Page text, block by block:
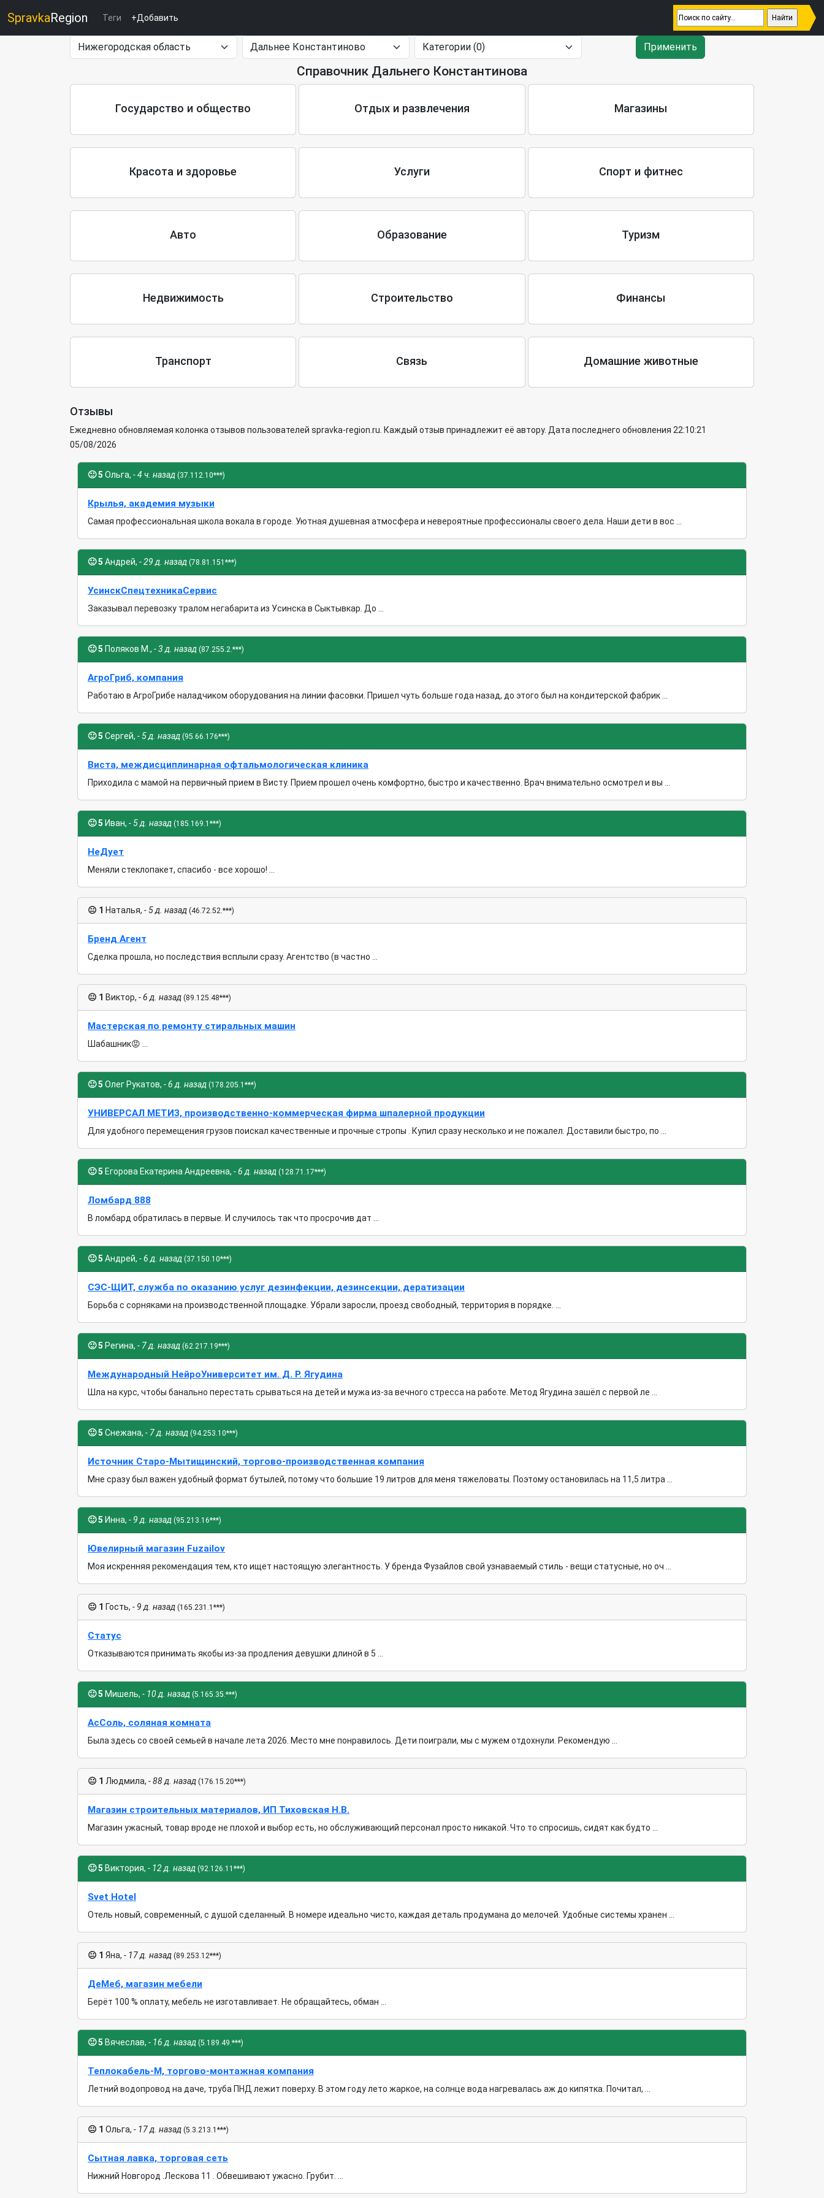
SpravkaRegion Теги +Добавить
Применить
Справочник Дальнего Константинова
Государство и общество Отдых и развлечения Магазины
Красота и здоровье Услуги Спорт и фитнес
Авто Образование Туризм
Недвижимость Строительство Финансы
Транспорт Связь Домашние животные
Отзывы
Ежедневно обновляемая колонка отзывов пользователей spravka-region.ru. Каждый отзыв принадлежит её автору. Дата последнего обновления 22:10:21
05/08/2026
🙂5 Ольга, - 4 ч. назад (37.112.10***)
Крылья, академия музыки
Самая профессиональная школа вокала в городе. Уютная душевная атмосфера и невероятные профессионалы своего дела. Наши дети в вос ...
🙂5 Андрей, - 29 д. назад (78.81.151***)
УсинскСпецтехникаСервис
Заказывал перевозку тралом негабарита из Усинска в Сыктывкар. До ...
🙂5 Поляков М., - 3 д. назад (87.255.2.***)
АгроГриб, компания
Работаю в АгроГрибе наладчиком оборудования на линии фасовки. Пришел чуть больше года назад, до этого был на кондитерской фабрик ...
🙂5 Сергей, - 5 д. назад (95.66.176***)
Виста, междисциплинарная офтальмологическая клиника
Приходила с мамой на первичный прием в Висту. Прием прошел очень комфортно, быстро и качественно. Врач внимательно осмотрел и вы ...
🙂5 Иван, - 5 д. назад (185.169.1***)
НеДует
Меняли стеклопакет, спасибо - все хорошо! ...
😐 1 Наталья, - 5 д. назад (46.72.52.***)
Бренд Агент
Сделка прошла, но последствия всплыли сразу. Агентство (в частно ...
😐 1 Виктор, - 6 д. назад (89.125.48***)
Мастерская по ремонту стиральных машин
Шабашник😡 ...
🙂5 Олег Рукатов, - 6 д. назад (178.205.1***)
УНИВЕРСАЛ МЕТИЗ, производственно-коммерческая фирма шпалерной продукции
Для удобного перемещения грузов поискал качественные и прочные стропы . Купил сразу несколько и не пожалел. Доставили быстро, по ...
🙂5 Егорова Екатерина Андреевна, - 6 д. назад (128.71.17***)
Ломбард 888
В ломбард обратилась в первые. И случилось так что просрочив дат ...
🙂5 Андрей, - 6 д. назад (37.150.10***)
СЭС-ЩИТ, служба по оказанию услуг дезинфекции, дезинсекции, дератизации
Борьба с сорняками на производственной площадке. Убрали заросли, проезд свободный, территория в порядке. ...
🙂5 Регина, - 7 д. назад (62.217.19***)
Международный НейроУниверситет им. Д. Р. Ягудина
Шла на курс, чтобы банально перестать срываться на детей и мужа из-за вечного стресса на работе. Метод Ягудина зашёл с первой ле ...
🙂5 Снежана, - 7 д. назад (94.253.10***)
Источник Старо-Мытищинский, торгово-производственная компания
Мне сразу был важен удобный формат бутылей, потому что большие 19 литров для меня тяжеловаты. Поэтому остановилась на 11,5 литра ...
🙂5 Инна, - 9 д. назад (95.213.16***)
Ювелирный магазин Fuzailov
Моя искренняя рекомендация тем, кто ищет настоящую элегантность. У бренда Фузайлов свой узнаваемый стиль - вещи статусные, но оч ...
😐 1 Гость, - 9 д. назад (165.231.1***)
Статус
Отказываются принимать якобы из-за продления девушки длиной в 5 ...
🙂5 Мишель, - 10 д. назад (5.165.35.***)
АсСоль, соляная комната
Была здесь со своей семьей в начале лета 2026. Место мне понравилось. Дети поиграли, мы с мужем отдохнули. Рекомендую ...
😐 1 Людмила, - 88 д. назад (176.15.20***)
Магазин строительных материалов, ИП Тиховская Н.В.
Магазин ужасный, товар вроде не плохой и выбор есть, но обслуживающий персонал просто никакой. Что то спросишь, сидят как будто ...
🙂5 Виктория, - 12 д. назад (92.126.11***)
Svet Hotel
Отель новый, современный, с душой сделанный. В номере идеально чисто, каждая деталь продумана до мелочей. Удобные системы хранен ...
😐 1 Яна, - 17 д. назад (89.253.12***)
ДеМеб, магазин мебели
Берёт 100 % оплату, мебель не изготавливает. Не обращайтесь, обман ...
🙂5 Вячеслав, - 16 д. назад (5.189.49.***)
Теплокабель-М, торгово-монтажная компания
Летний водопровод на даче, труба ПНД лежит поверху. В этом году лето жаркое, на солнце вода нагревалась аж до кипятка. Почитал, ...
😐 1 Ольга, - 17 д. назад (5.3.213.1***)
Сытная лавка, торговая сеть
Нижний Новгород .Лескова 11 . Обвешивают ужасно. Грубит. ...